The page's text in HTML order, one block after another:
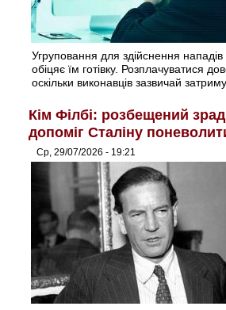
Угруповання для здійснення нападів
обіцяє їм готівку. Розплачуватися
оскільки виконавців зазвичай
Кім Філбі: розбещений
допоміг Сталіну
Ср, 29/07/2026 - 19:21